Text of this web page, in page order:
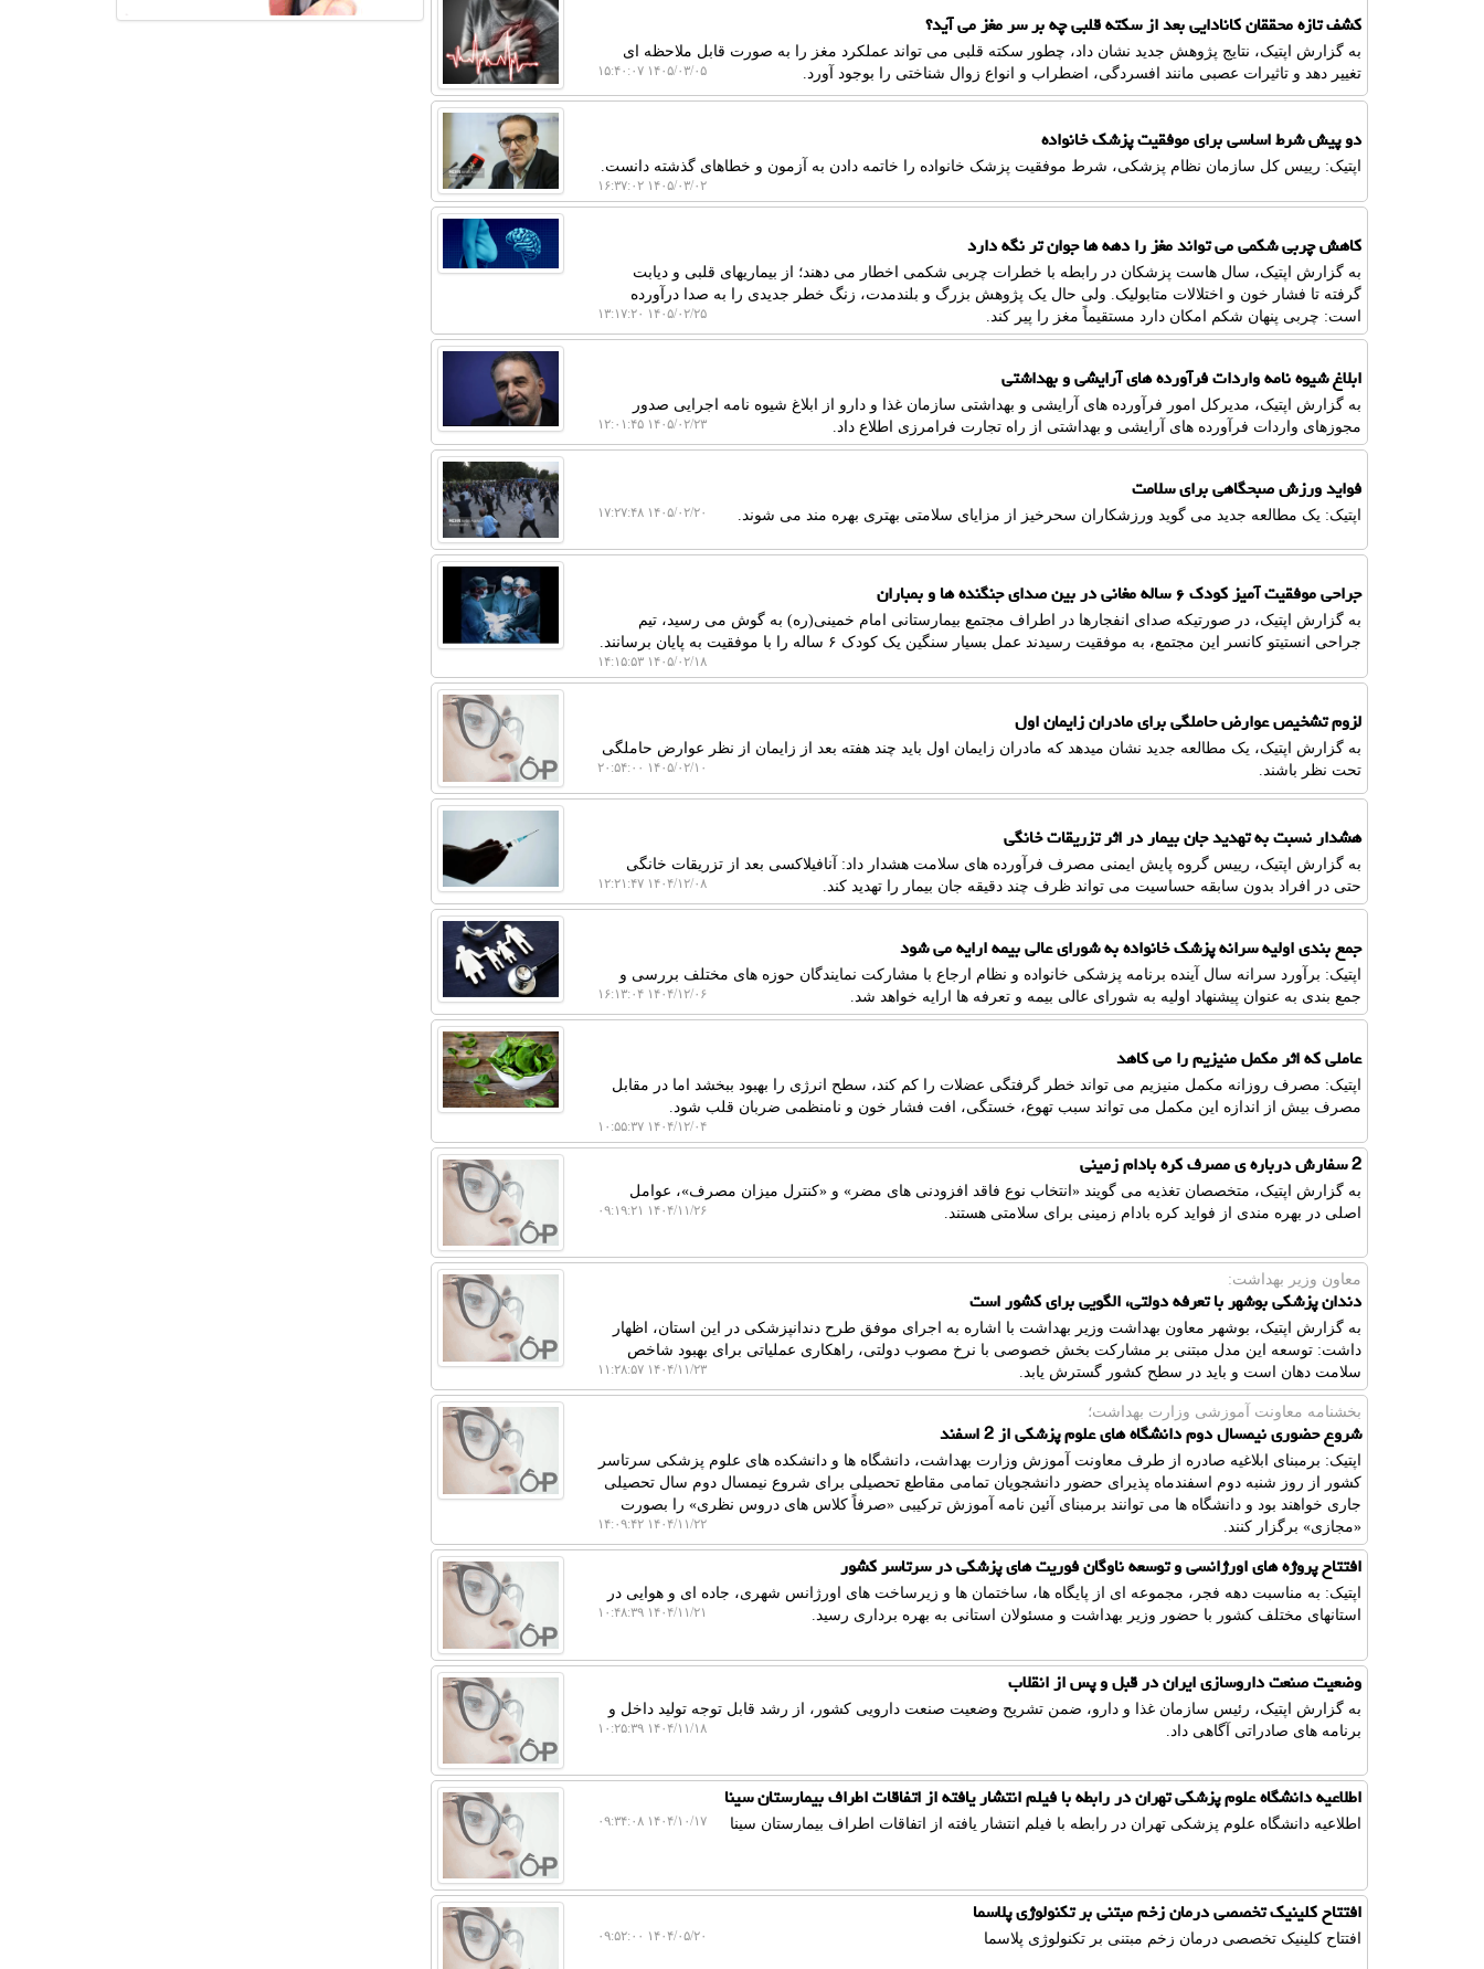
کشف تازه محققان کانادایی بعد از سکته قلبی چه بر سر مغز می آید؟
به گزارش اپتیک، نتایج پژوهش جدید نشان داد، چطور سکته قلبی می تواند عملکرد مغز را به صورت قابل ملاحظه ای
تغییر دهد و تاثیرات عصبی مانند افسردگی، اضطراب و انواع زوال شناختی را بوجود آورد.
۱۴۰۵/۰۳/۰۵ ۱۵:۴۰:۰۷
دو پیش شرط اساسی برای موفقیت پزشک خانواده
اپتیک: رییس کل سازمان نظام پزشکی، شرط موفقیت پزشک خانواده را خاتمه دادن به آزمون و خطاهای گذشته دانست.
۱۴۰۵/۰۳/۰۲ ۱۶:۳۷:۰۲
کاهش چربی شکمی می تواند مغز را دهه ها جوان تر نگه دارد
به گزارش اپتیک، سال هاست پزشکان در رابطه با خطرات چربی شکمی اخطار می دهند؛ از بیماریهای قلبی و دیابت
گرفته تا فشار خون و اختلالات متابولیک. ولی حال یک پژوهش بزرگ و بلندمدت، زنگ خطر جدیدی را به صدا درآورده
است: چربی پنهان شکم امکان دارد مستقیماً مغز را پیر کند.
۱۴۰۵/۰۲/۲۵ ۱۳:۱۷:۲۰
ابلاغ شیوه نامه واردات فرآورده های آرایشی و بهداشتی
به گزارش اپتیک، مدیرکل امور فرآورده های آرایشی و بهداشتی سازمان غذا و دارو از ابلاغ شیوه نامه اجرایی صدور
مجوزهای واردات فرآورده های آرایشی و بهداشتی از راه تجارت فرامرزی اطلاع داد.
۱۴۰۵/۰۲/۲۳ ۱۲:۰۱:۴۵
فواید ورزش صبحگاهی برای سلامت
اپتیک: یک مطالعه جدید می گوید ورزشکاران سحرخیز از مزایای سلامتی بهتری بهره مند می شوند. ۱۴۰۵/۰۲/۲۰ ۱۷:۲۷:۴۸
جراحی موفقیت آمیز کودک ۶ ساله مغانی در بین صدای جنگنده ها و بمباران
به گزارش اپتیک، در صورتیکه صدای انفجارها در اطراف مجتمع بیمارستانی امام خمینی(ره) به گوش می رسید، تیم
جراحی انستیتو کانسر این مجتمع، به موفقیت رسیدند عمل بسیار سنگین یک کودک ۶ ساله را با موفقیت به پایان برسانند.
۱۴۰۵/۰۲/۱۸ ۱۴:۱۵:۵۳
لزوم تشخیص عوارض حاملگی برای مادران زایمان اول
به گزارش اپتیک، یک مطالعه جدید نشان میدهد که مادران زایمان اول باید چند هفته بعد از زایمان از نظر عوارض حاملگی
تحت نظر باشند.
۱۴۰۵/۰۲/۱۰ ۲۰:۵۴:۰۰
هشدار نسبت به تهدید جان بیمار در اثر تزریقات خانگی
به گزارش اپتیک، رییس گروه پایش ایمنی مصرف فرآورده های سلامت هشدار داد: آنافیلاکسی بعد از تزریقات خانگی
حتی در افراد بدون سابقه حساسیت می تواند ظرف چند دقیقه جان بیمار را تهدید کند.
۱۴۰۴/۱۲/۰۸ ۱۲:۲۱:۴۷
جمع بندی اولیه سرانه پزشک خانواده به شورای عالی بیمه ارایه می شود
اپتیک: برآورد سرانه سال آینده برنامه پزشکی خانواده و نظام ارجاع با مشارکت نمایندگان حوزه های مختلف بررسی و
جمع بندی به عنوان پیشنهاد اولیه به شورای عالی بیمه و تعرفه ها ارایه خواهد شد.
۱۴۰۴/۱۲/۰۶ ۱۶:۱۳:۰۴
عاملی که اثر مکمل منیزیم را می کاهد
اپتیک: مصرف روزانه مکمل منیزیم می تواند خطر گرفتگی عضلات را کم کند، سطح انرژی را بهبود ببخشد اما در مقابل
مصرف بیش از اندازه این مکمل می تواند سبب تهوع، خستگی، افت فشار خون و نامنظمی ضربان قلب شود.
۱۴۰۴/۱۲/۰۴ ۱۰:۵۵:۳۷
2 سفارش درباره ی مصرف کره بادام زمینی
به گزارش اپتیک، متخصصان تغذیه می گویند «انتخاب نوع فاقد افزودنی های مضر» و «کنترل میزان مصرف»، عوامل
اصلی در بهره مندی از فواید کره بادام زمینی برای سلامتی هستند.
۱۴۰۴/۱۱/۲۶ ۰۹:۱۹:۲۱
معاون وزیر بهداشت:
دندان پزشکی بوشهر با تعرفه دولتی، الگویی برای کشور است
به گزارش اپتیک، بوشهر معاون بهداشت وزیر بهداشت با اشاره به اجرای موفق طرح دندانپزشکی در این استان، اظهار
داشت: توسعه این مدل مبتنی بر مشارکت بخش خصوصی با نرخ مصوب دولتی، راهکاری عملیاتی برای بهبود شاخص
سلامت دهان است و باید در سطح کشور گسترش یابد.
۱۴۰۴/۱۱/۲۳ ۱۱:۲۸:۵۷
بخشنامه معاونت آموزشی وزارت بهداشت؛
شروع حضوری نیمسال دوم دانشگاه های علوم پزشکی از 2 اسفند
اپتیک: برمبنای ابلاغیه صادره از طرف معاونت آموزش وزارت بهداشت، دانشگاه ها و دانشکده های علوم پزشکی سرتاسر
کشور از روز شنبه دوم اسفندماه پذیرای حضور دانشجویان تمامی مقاطع تحصیلی برای شروع نیمسال دوم سال تحصیلی
جاری خواهند بود و دانشگاه ها می توانند برمبنای آئین نامه آموزش ترکیبی «صرفاً کلاس های دروس نظری» را بصورت
«مجازی» برگزار کنند.
۱۴۰۴/۱۱/۲۲ ۱۴:۰۹:۴۲
افتتاح پروژه های اورژانسی و توسعه ناوگان فوریت های پزشکی در سرتاسر کشور
اپتیک: به مناسبت دهه فجر، مجموعه ای از پایگاه ها، ساختمان ها و زیرساخت های اورژانس شهری، جاده ای و هوایی در
استانهای مختلف کشور با حضور وزیر بهداشت و مسئولان استانی به بهره برداری رسید.
۱۴۰۴/۱۱/۲۱ ۱۰:۴۸:۳۹
وضعیت صنعت داروسازی ایران در قبل و پس از انقلاب
به گزارش اپتیک، رئیس سازمان غذا و دارو، ضمن تشریح وضعیت صنعت دارویی کشور، از رشد قابل توجه تولید داخل و
برنامه های صادراتی آگاهی داد.
۱۴۰۴/۱۱/۱۸ ۱۰:۲۵:۳۹
اطلاعیه دانشگاه علوم پزشکی تهران در رابطه با فیلم انتشار یافته از اتفاقات اطراف بیمارستان سینا
اطلاعیه دانشگاه علوم پزشکی تهران در رابطه با فیلم انتشار یافته از اتفاقات اطراف بیمارستان سینا ۱۴۰۴/۱۰/۱۷ ۰۹:۳۴:۰۸
افتتاح کلینیک تخصصی درمان زخم مبتنی بر تکنولوژی پلاسما
افتتاح کلینیک تخصصی درمان زخم مبتنی بر تکنولوژی پلاسما ۱۴۰۴/۰۵/۲۰ ۰۹:۵۲:۰۰